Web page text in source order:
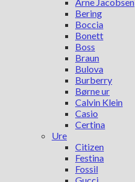
Bering
Boccia
Bonett
Boss
Braun
Bulova
Burberry
Børne ur
Calvin Klein
Casio
Certina
Ure
Citizen
Festina
Fossil